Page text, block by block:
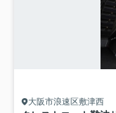
大阪市浪速区敷津西